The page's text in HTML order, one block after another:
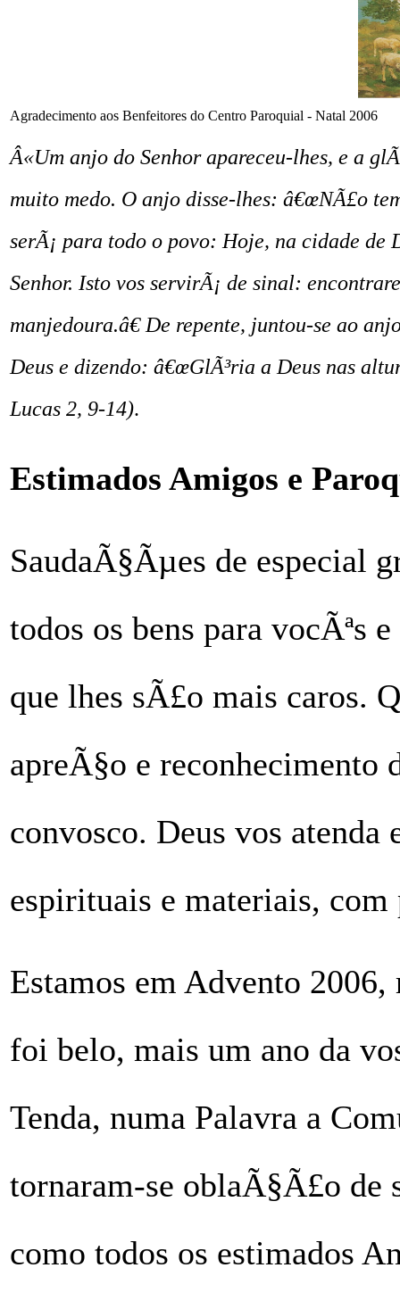
Agradecimento aos Benfeitores do Centro Paroquial - Natal 2006
Â«Um anjo do Senhor apareceu-lhes, e a
muito medo. O anjo disse-lhes: â€œNÃ£o
serÃ¡ para todo o povo: Hoje, na cidade de
Senhor. Isto vos servirÃ¡ de sinal:
manjedoura.â€ De repente, juntou-se ao
Deus e dizendo: â€œGlÃ³ria a Deus nas
Lucas 2, 9-14).
Estimados Amigos e
SaudaÃ§Ãµes de especial
todos os bens para vocÃªs
que lhes sÃ£o mais caros.
apreÃ§o e reconhecimento
convosco. Deus vos atenda
espirituais e materiais,
Estamos em Advento
foi belo, mais um ano da
Tenda, numa Palavra a
tornaram-se oblaÃ§Ã£o
como todos os estimados